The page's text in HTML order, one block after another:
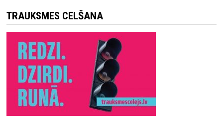
TRAUKSMES CELŠANA